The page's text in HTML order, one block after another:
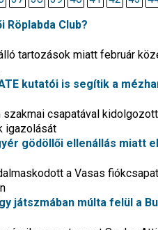
Röplabda Club?
tartozások miatt február
kutatói is segítik a
csapatával
igazolását
gödöllői ellenállás miatt
a Vasas
játszmában múlta felül a